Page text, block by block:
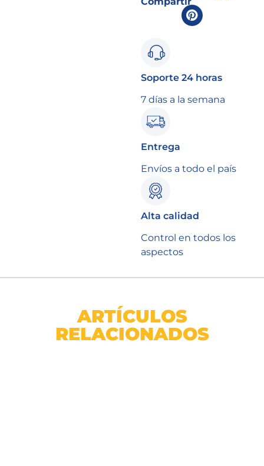
Soporte 24 horas
7 días a la semana
Entrega
Envíos a todo el país
Alta calidad
Control en todos los
aspectos
ARTÍCULOS
RELACIONADOS